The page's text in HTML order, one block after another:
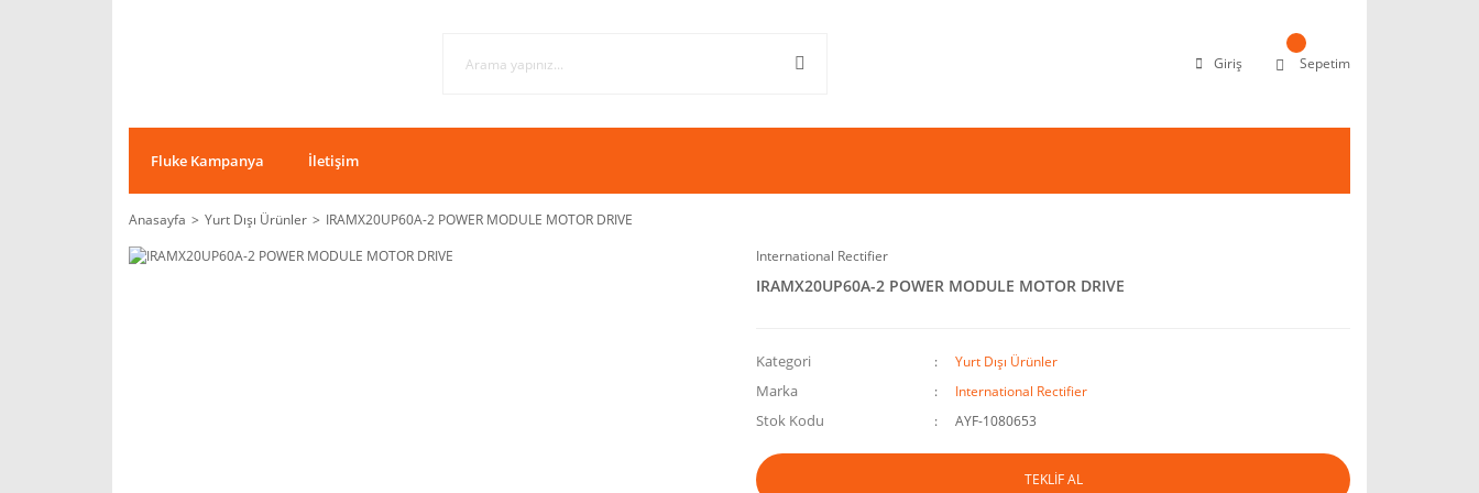
Giriş Sepetim
Fluke Kampanya İletişim
Anasayfa Yurt Dışı Ürünler
IRAMX20UP60A-2 POWER MODULE MOTOR DRIVE
International Rectifier
IRAMX20UP60A-2 POWER MODULE MOTOR DRIVE
Kategori Yurt Dışı Ürünler
Marka International Rectifier
Stok Kodu AYF-1080653
TEKLİF AL